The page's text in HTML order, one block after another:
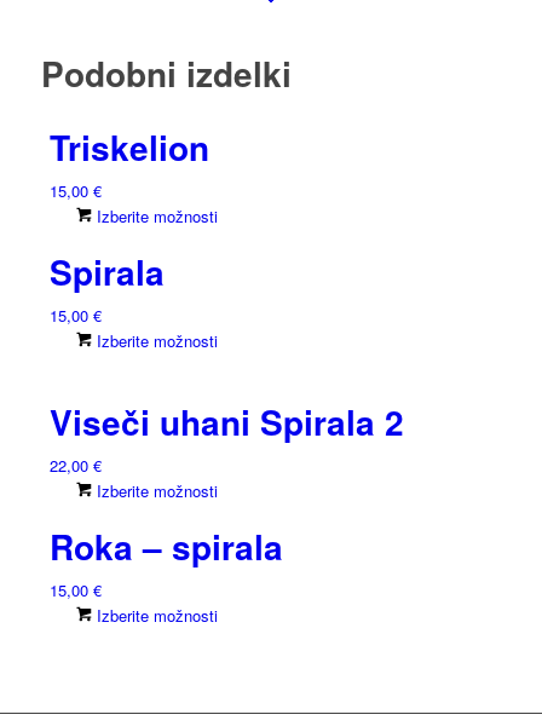
Podobni izdelki
Triskelion
15,00 €
Izberite možnosti
na
strani
Spirala
15,00 €
Izberite možnosti
več
različic.
na
strani
Viseči uhani Spirala 2
22,00 €
Izberite možnosti
ima
več
strani
Roka – spirala
15,00 €
Izberite možnosti
različic.